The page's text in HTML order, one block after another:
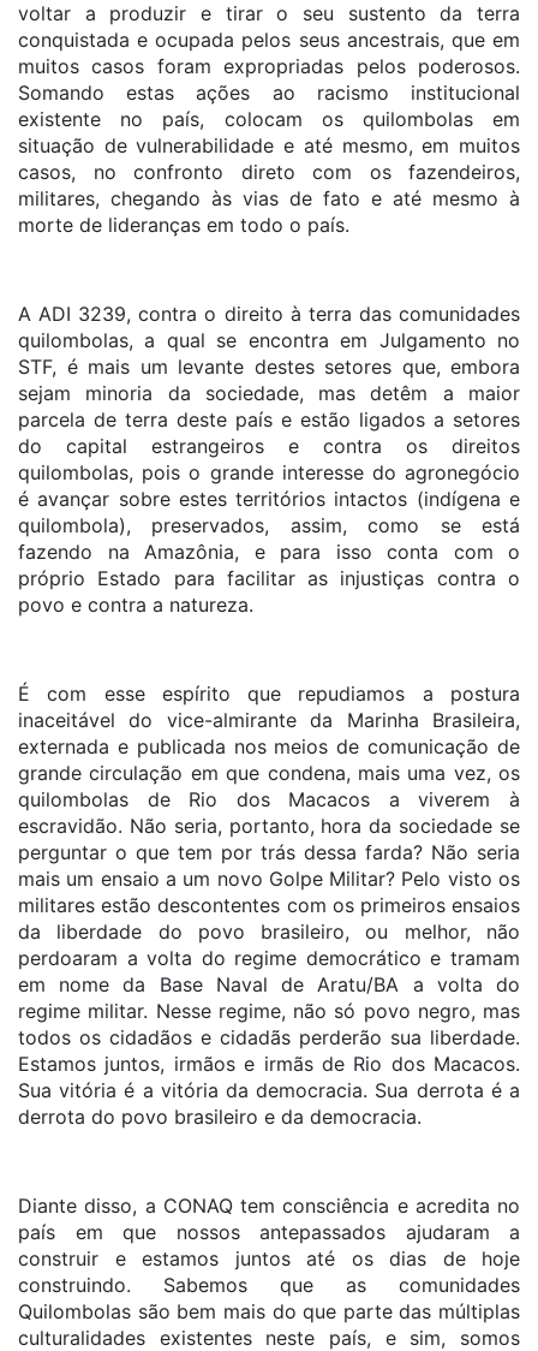
voltar a produzir e tirar o seu sustento da terra
conquistada e ocupada pelos seus ancestrais, que em
muitos casos foram expropriadas pelos poderosos.
Somando estas ações ao racismo institucional
existente no país, colocam os quilombolas em
situação de vulnerabilidade e até mesmo, em muitos
casos, no confronto direto com os fazendeiros,
militares, chegando às vias de fato e até mesmo à
morte de lideranças em todo o país.
A ADI 3239, contra o direito à terra das comunidades
quilombolas, a qual se encontra em Julgamento no
STF, é mais um levante destes setores que, embora
sejam minoria da sociedade, mas detêm a maior
parcela de terra deste país e estão ligados a setores
do capital estrangeiros e contra os direitos
quilombolas, pois o grande interesse do agronegócio
é avançar sobre estes territórios intactos (indígena e
quilombola), preservados, assim, como se está
fazendo na Amazônia, e para isso conta com o
próprio Estado para facilitar as injustiças contra o
povo e contra a natureza.
É com esse espírito que repudiamos a postura
inaceitável do vice-almirante da Marinha Brasileira,
externada e publicada nos meios de comunicação de
grande circulação em que condena, mais uma vez, os
quilombolas de Rio dos Macacos a viverem à
escravidão. Não seria, portanto, hora da sociedade se
perguntar o que tem por trás dessa farda? Não seria
mais um ensaio a um novo Golpe Militar? Pelo visto os
militares estão descontentes com os primeiros ensaios
da liberdade do povo brasileiro, ou melhor, não
perdoaram a volta do regime democrático e tramam
em nome da Base Naval de Aratu/BA a volta do
regime militar. Nesse regime, não só povo negro, mas
todos os cidadãos e cidadãs perderão sua liberdade.
Estamos juntos, irmãos e irmãs de Rio dos Macacos.
Sua vitória é a vitória da democracia. Sua derrota é a
derrota do povo brasileiro e da democracia.
Diante disso, a CONAQ tem consciência e acredita no
país em que nossos antepassados ajudaram a
construir e estamos juntos até os dias de hoje
construindo. Sabemos que as comunidades
Quilombolas são bem mais do que parte das múltiplas
culturalidades existentes neste país, e sim, somos